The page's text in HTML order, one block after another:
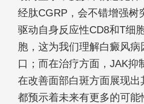
经肽CGRP，会不错增强树
驱动自身反应性CD8和T细
胞，这为我们理解白癜风病
口；而在治疗方面，JAK抑
在改善面部白斑方面展现出
都预示着未来有更多的可能